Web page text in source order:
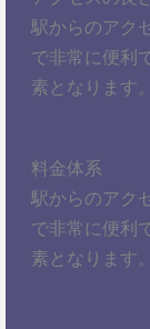
駅からのアク
で非常に便利
素となります。
料金体系
駅からのアク
で非常に便利
素となります。